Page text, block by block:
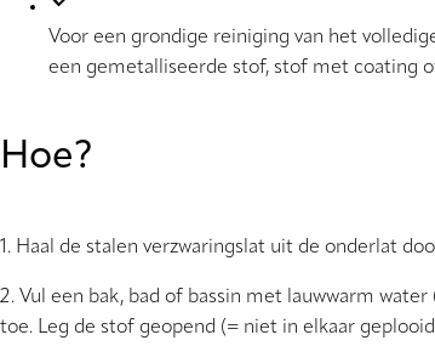
Voor een grondige reiniging van het
een gemetalliseerde stof, stof met coating
Hoe?
1. Haal de stalen verzwaringslat uit de onderlat
2. Vul een bak, bad of bassin met lauwwarm
toe. Leg de stof geopend (= niet in elkaar